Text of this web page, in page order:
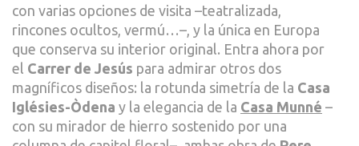
con varias opciones de visita –teatralizada,
rincones ocultos, vermú…–, y la única en Europa
que conserva su interior original. Entra ahora por
el Carrer de Jesús para admirar otros dos
magníficos diseños: la rotunda simetría de la Casa
Iglésies-Òdena y la elegancia de la Casa Munné –
con su mirador de hierro sostenido por una